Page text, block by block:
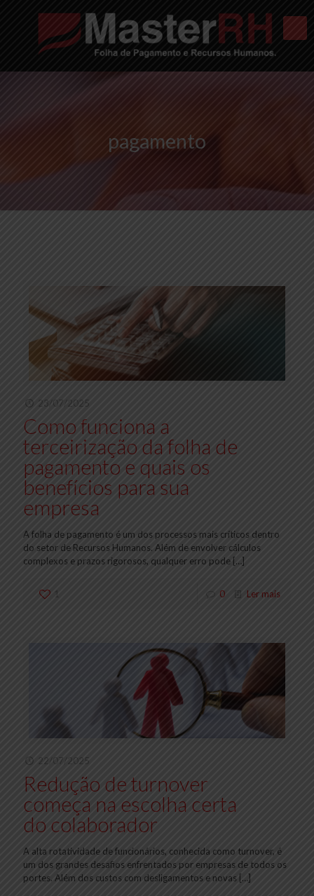
pagamento
23/07/2025
Como funciona a
terceirização da folha de
pagamento e quais os
benefícios para sua
empresa
A folha de pagamento é um dos processos mais críticos dentro
do setor de Recursos Humanos. Além de envolver cálculos
complexos e prazos rigorosos, qualquer erro pode […]
1 0 Ler mais
22/07/2025
Redução de turnover
começa na escolha certa
do colaborador
A alta rotatividade de funcionários, conhecida como turnover, é
um dos grandes desafios enfrentados por empresas de todos os
portes. Além dos custos com desligamentos e novas […]